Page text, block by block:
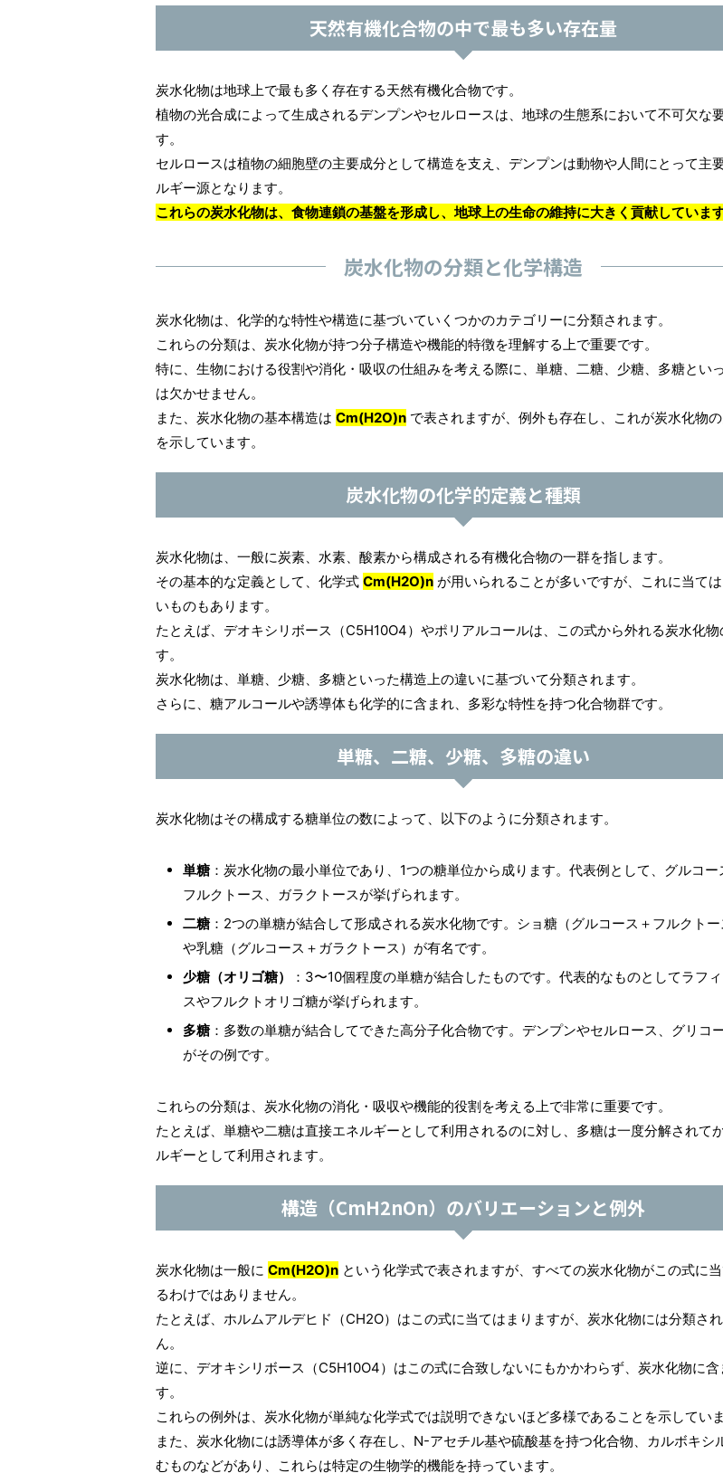
天然有機化合物の中で最も多い存在量
炭水化物は地球上で最も多く存在する天然有機化合物です。
植物の光合成によって生成されるデンプンやセルロースは、地球の生態系において不可欠な
す。
セルロースは植物の細胞壁の主要成分として構造を支え、デンプンは動物や人間にとって主
ルギー源となります。
これらの炭水化物は、食物連鎖の基盤を形成し、地球上の生命の維持に大きく貢献しています
炭水化物の分類と化学構造
炭水化物は、化学的な特性や構造に基づいていくつかのカテゴリーに分類されます。
これらの分類は、炭水化物が持つ分子構造や機能的特徴を理解する上で重要です。
特に、生物における役割や消化・吸収の仕組みを考える際に、単糖、二糖、少糖、多糖とい
は欠かせません。
また、炭水化物の基本構造は Cm(H2O)n で表されますが、例外も存在し、これが炭水化物
を示しています。
炭水化物の化学的定義と種類
炭水化物は、一般に炭素、水素、酸素から構成される有機化合物の一群を指します。
その基本的な定義として、化学式 Cm(H2O)n が用いられることが多いですが、これに当て
いものもあります。
たとえば、デオキシリボース（C5H10O4）やポリアルコールは、この式から外れる炭水化物
す。
炭水化物は、単糖、少糖、多糖といった構造上の違いに基づいて分類されます。
さらに、糖アルコールや誘導体も化学的に含まれ、多彩な特性を持つ化合物群です。
単糖、二糖、少糖、多糖の違い
炭水化物はその構成する糖単位の数によって、以下のように分類されます。
単糖：炭水化物の最小単位であり、1つの糖単位から成ります。代表例として、グルコー
フルクトース、ガラクトースが挙げられます。
二糖：2つの単糖が結合して形成される炭水化物です。ショ糖（グルコース＋フルクトー
や乳糖（グルコース＋ガラクトース）が有名です。
少糖（オリゴ糖）
：3〜10個程度の単糖が結合したものです。代表的なものとしてラフ
スやフルクトオリゴ糖が挙げられます。
多糖：多数の単糖が結合してできた高分子化合物です。デンプンやセルロース、グリコ
がその例です。
これらの分類は、炭水化物の消化・吸収や機能的役割を考える上で非常に重要です。
たとえば、単糖や二糖は直接エネルギーとして利用されるのに対し、多糖は一度分解されて
ルギーとして利用されます。
構造（CmH2nOn）のバリエーションと例外
炭水化物は一般に Cm(H2O)n という化学式で表されますが、すべての炭水化物がこの式に
るわけではありません。
たとえば、ホルムアルデヒド（CH2O）はこの式に当てはまりますが、炭水化物には分類さ
ん。
逆に、デオキシリボース（C5H10O4）はこの式に合致しないにもかかわらず、炭水化物に含
す。
これらの例外は、炭水化物が単純な化学式では説明できないほど多様であることを示していま
また、炭水化物には誘導体が多く存在し、N-アセチル基や硫酸基を持つ化合物、カルボキシ
むものなどがあり、これらは特定の生物学的機能を持っています。